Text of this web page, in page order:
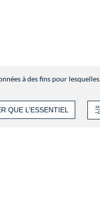
à des fins pour lesquelles
QUE L’ESSENTIEL